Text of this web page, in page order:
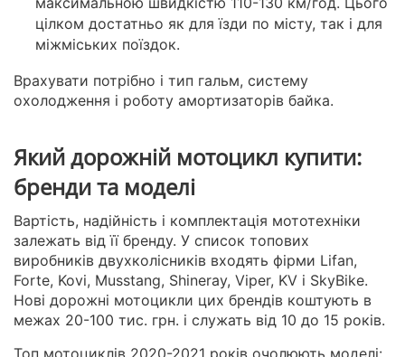
цілком достатньо як для їзди по місту, так і для
міжміських поїздок.
Врахувати потрібно і тип гальм, систему
охолодження і роботу амортизаторів байка.
Який дорожній мотоцикл купити:
бренди та моделі
Вартість, надійність і комплектація мототехніки
залежать від її бренду. У список топових
виробників двухколісників входять фірми Lifan,
Forte, Kovi, Musstang, Shineray, Viper, KV і SkyBike.
Нові дорожні мотоцикли цих брендів коштують в
межах 20-100 тис. грн. і служать від 10 до 15 років.
Топ мотоциклів 2020-2021 років очолюють моделі: